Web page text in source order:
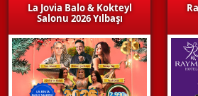
La Jovia Balo & Kokteyl
Salonu 2026 Yılbaşı